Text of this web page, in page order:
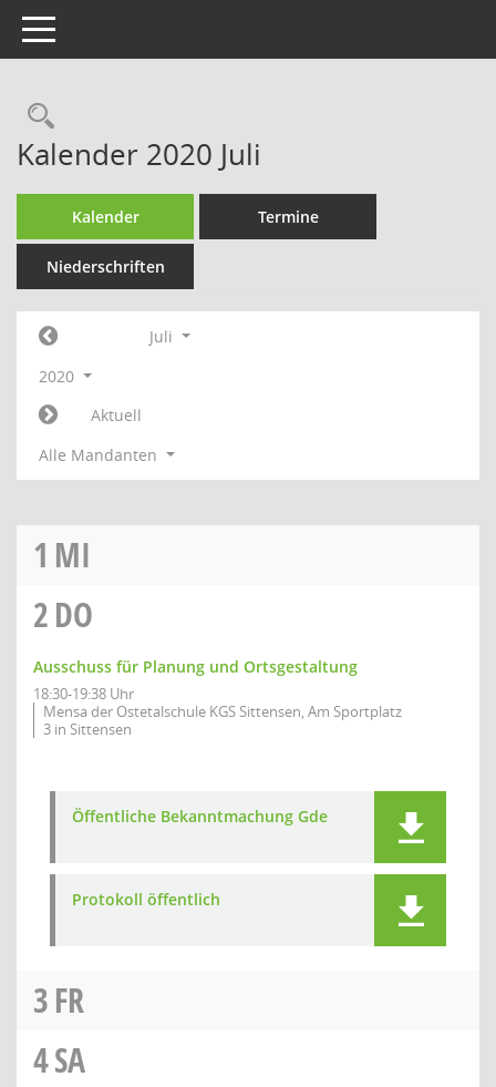
Toggle navigation
Rechercheauswahl
Kalender 2020 Juli
Kalender Termine
Niederschriften
Juli
2020
Aktuell
Alle Mandanten
1 MI
2DO
Ausschuss für Planung und Ortsgestaltung
18:30-19:38 Uhr
Mensa der Ostetalschule KGS Sittensen, Am Sportplatz
3 in Sittensen
Öffentliche Bekanntmachung Gde
Protokoll öffentlich
3FR
4SA